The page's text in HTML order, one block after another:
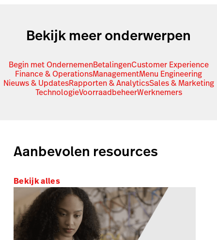
Bekijk meer onderwerpen
Begin met OndernemenBetalingenCustomer Experience
Finance & OperationsManagementMenu Engineering
Nieuws & UpdatesRapporten & AnalyticsSales & Marketing
TechnologieVoorraadbeheerWerknemers
Aanbevolen resources
Bekijk alles